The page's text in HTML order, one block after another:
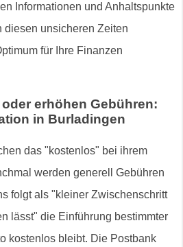
Informationen und Anhaltspunkte
diesen unsicheren Zeiten
für Ihre Finanzen
erhöhen Gebühren:
in Burladingen
das "kostenlos" bei ihrem
werden generell Gebühren
folgt als "kleiner Zwischenschritt
lässt" die Einführung bestimmter
kostenlos bleibt. Die Postbank